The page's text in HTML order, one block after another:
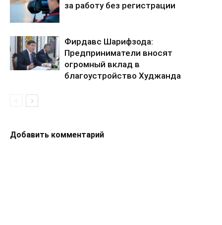
за работу без регистрации
Фирдавс Шарифзода:
Предприниматели вносят
огромный вклад в
благоустройство Худжанда
Добавить комментарий